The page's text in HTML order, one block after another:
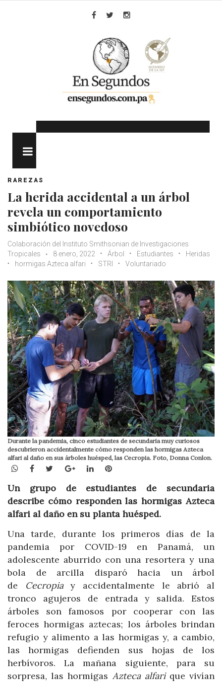
RAREZAS
La herida accidental a un árbol
revela un comportamiento
simbiótico novedoso
Colaboración del Instituto Smithsonian de Investigaciones
Tropicales
8 enero, 2022 Árbol Estudiantes
Heridas
hormigas Azteca alfari
STRI Voluntariado
Durante la pandemia, cinco estudiantes de secundaria muy curiosos
descubrieron accidentalmente cómo responden las hormigas Azteca
alfari al daño en sus árboles huésped, las Cecropia. Foto, Donna Conlon.
WhatsApp
Facebook
TwitterGoogle+LinkedInPinterest
Un grupo de estudiantes de secundaria
describe cómo responden las hormigas Azteca
alfari al daño en su planta huésped.
Una tarde, durante los primeros días de la
pandemia por COVID-19 en Panamá, un
adolescente aburrido con una resortera y una
bola de arcilla disparó hacia un árbol
de
Cecropiay accidentalmente le abrió al
tronco agujeros de entrada y salida. Estos
árboles son famosos por cooperar con las
feroces hormigas aztecas; los árboles brindan
refugio y alimento a las hormigas y, a cambio,
las hormigas defienden sus hojas de los
herbívoros. La mañana siguiente, para su
sorpresa, las hormigas Azteca alfarique vivían